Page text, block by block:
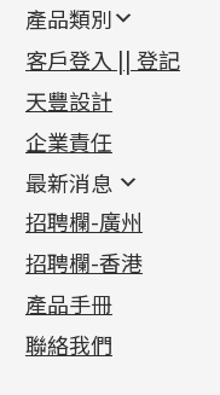
產品類別
新產品
足金系列
足金配件
機織鏈系列
珠仔鏈
镶口链
管狀網鏈
十字車花鏈系列
十字閃O鏈系列
十字錘打鏈系列
側身車花鏈系列
側身鏈系列
首飾配件
耳環類配件
卷迫系列
螺絲迫系列
梅花迫系列
平臺迫系列
綫拍系列
美拍系列
鏈類配件
動感車花吊墜
調節珠系列
生圈扣系列
龍蝦扣系列
鴨俐制系列
其他類配件
珠盤系列
袖口鈕系列
焊片及鐳射綫
空心車花管
珠類配件
無孔光身珠
空心光身珠
無孔批花珠
鑲口類
四爪頭系列
六爪頭系列
車花片
動感車花片
鑲口戒指
鑲口手鏈系列
首飾系列
手镯系列
戒指系列
空心耳環
空心车花管首饰链
空心手鐲系列
貴金屬原料
千足金
記憶金屬系列
記憶戒指
拉簧珠珠手鏈
記憶鈦手鐲
客戶登入 || 登記
天豐設計
企業責任
最新消息
最新消息
各項證書(2)
相片集(9)
展覽會資訊
最新產品資訊
招聘欄-廣州
招聘欄-香港
產品手冊
聯絡我們